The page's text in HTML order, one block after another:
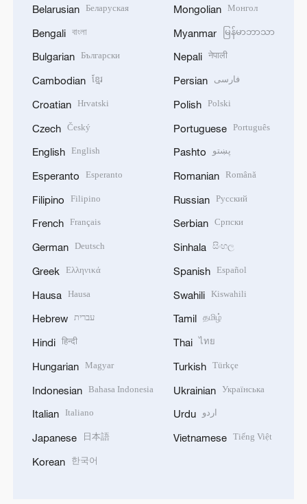
Belarusian Беларуская
Bengali বাংলা
Bulgarian Български
Cambodian ខ្មែរ
Croatian Hrvatski
Czech Český
English English
Esperanto Esperanto
Filipino Filipino
French Français
German Deutsch
Greek Ελληνικά
Hausa Hausa
Hebrew עברית
Hindi हिन्दी
Hungarian Magyar
Indonesian Bahasa Indonesia
Italian Italiano
Japanese 日本語
Korean 한국어
Mongolian Монгол
Myanmar မြန်မာဘာသာ
Nepali नेपाली
Persian فارسی
Polish Polski
Portuguese Português
Pashto پښتو
Romanian Română
Russian Русский
Serbian Српски
Sinhala සිංහල
Spanish Español
Swahili Kiswahili
Tamil தமிழ்
Thai ไทย
Turkish Türkçe
Ukrainian Українська
Urdu اردو
Vietnamese Tiếng Việt